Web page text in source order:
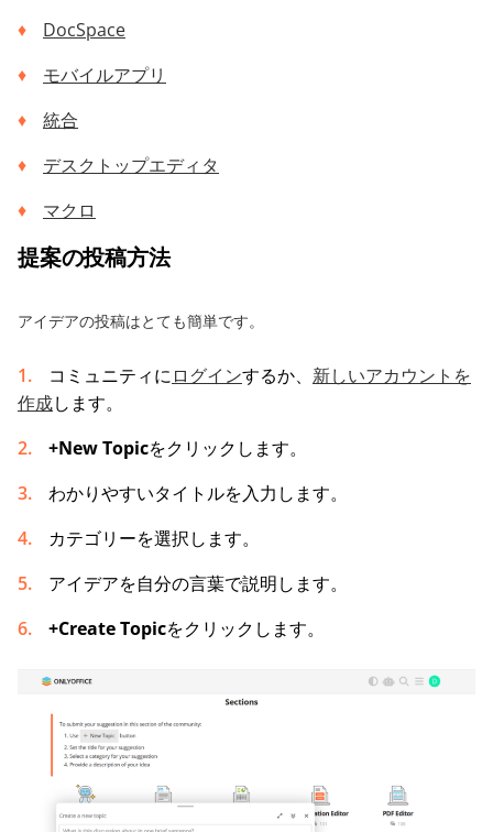
DocSpace
モバイルアプリ
統合
デスクトップエディタ
マクロ
提案の投稿方法
アイデアの投稿はとても簡単です。
コミュニティにログインするか、 新しいアカウントを
作成します。
+New Topicをクリックします。
わかりやすいタイトルを入力します。
カテゴリーを選択します。
アイデアを自分の言葉で説明します。
+Create Topicをクリックします。